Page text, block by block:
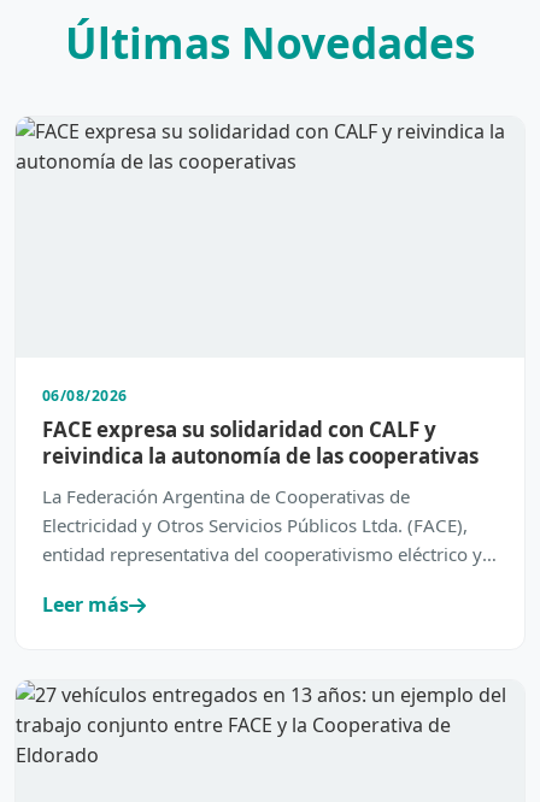
Últimas Novedades
06/08/2026
FACE expresa su solidaridad con CALF y
reivindica la autonomía de las cooperativas
La Federación Argentina de Cooperativas de
Electricidad y Otros Servicios Públicos Ltda. (FACE),
entidad representativa del cooperativismo eléctrico y
Leer más